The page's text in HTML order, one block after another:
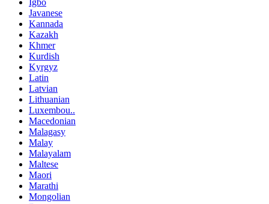
Javanese
Kannada
Kazakh
Khmer
Kurdish
Kyrgyz
Latin
Latvian
Lithuanian
Luxembou..
Macedonian
Malagasy
Malay
Malayalam
Maltese
Maori
Marathi
Mongolian